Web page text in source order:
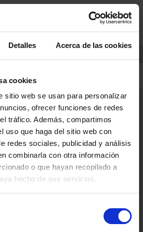
Detalles Acerca de las cookies
cookies
sitio web se usan para personalizar
ofrecer funciones de redes
tráfico. Además, compartimos
uso que haga del sitio web con
redes sociales, publicidad y análisis
combinarla con otra información
o que hayan recopilado a
hecho de sus servicios.
0
General Information
Contacto
Frequentes (FAQs)
Aviso Legal
Condiciones Legales